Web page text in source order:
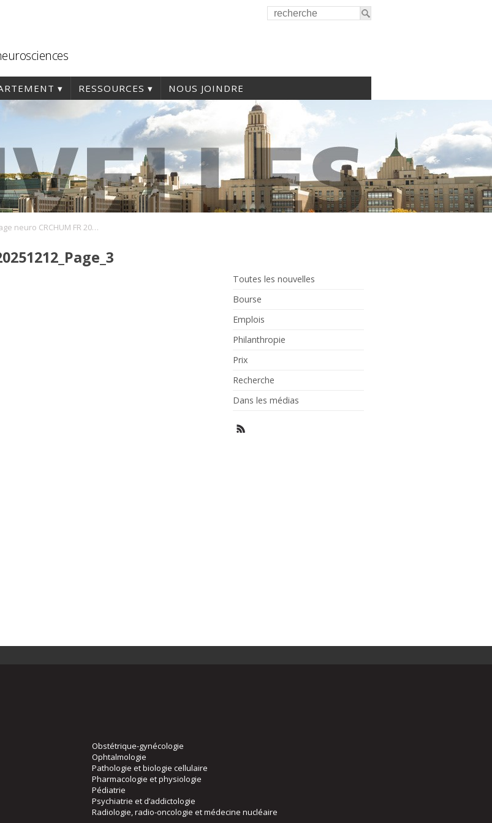
RESSOURCES NOUS JOINDRE
affichage neuro CRCHUM FR 20251212_Page_3
Toutes les nouvelles
Bourse
Emplois
Philanthropie
Prix
Recherche
Dans les médias
Obstétrique-gynécologie
Ophtalmologie
Pathologie et biologie cellulaire
Pharmacologie et physiologie
Pédiatrie
Psychiatrie et d’addictologie
Radiologie, radio-oncologie et médecine nucléaire